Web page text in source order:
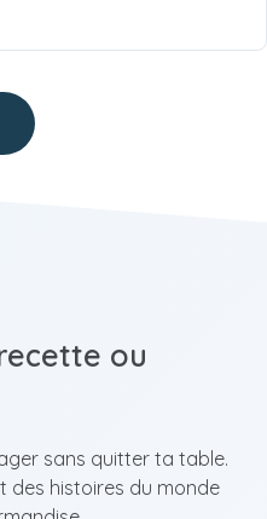
ou
sans quitter ta table.
des histoires du monde